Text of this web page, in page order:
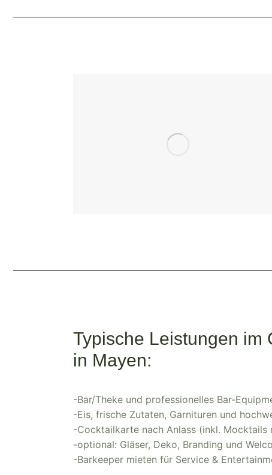
Typische Leistungen im
in Mayen:
-Bar/Theke und professionelles Bar-
-Eis, frische Zutaten, Garnituren und
-Cocktailkarte nach Anlass (inkl. Mocktails
-optional: Gläser, Deko, Branding und
-Barkeeper mieten für Service &